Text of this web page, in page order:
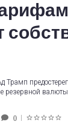
Трамп
резервной
0